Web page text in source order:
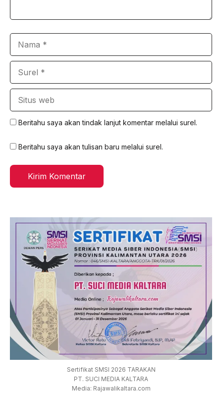
Beritahu saya akan tindak lanjut komentar melalui surel.
Beritahu saya akan tulisan baru melalui surel.
Sertifikat SMSI 2026 TARAKAN
PT. SUCI MEDIA KALTARA
Media: Rajawalikaltara.com